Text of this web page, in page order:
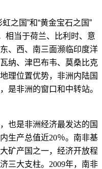
之国”和“黄金宝石之国”
相当于荷兰、比利时、意
、西、南三面濒临印度洋
纳、津巴布韦、莫桑比克
理位置优势，非洲内陆国
是非洲的窗口和中转站。
也是非洲经济最发达的国
生产总值近20％。南非基
矿产国之一，经济开放程
三大支柱。 2009年，南非